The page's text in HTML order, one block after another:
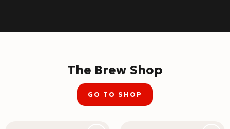
The Brew Shop
GO TO SHOP